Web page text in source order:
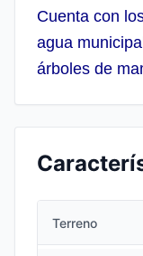
Cuenta con
agua
árboles de
Terreno